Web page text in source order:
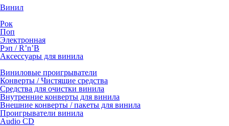
Винил
Рок
Поп
Электронная
Рэп / R’n’B
Аксессуары для винила
Виниловые проигрыватели
Конверты / Чистящие средства
Средства для очистки винила
Внутренние конверты для винила
Внешние конверты / пакеты для винила
Проигрыватели винила
Audio CD